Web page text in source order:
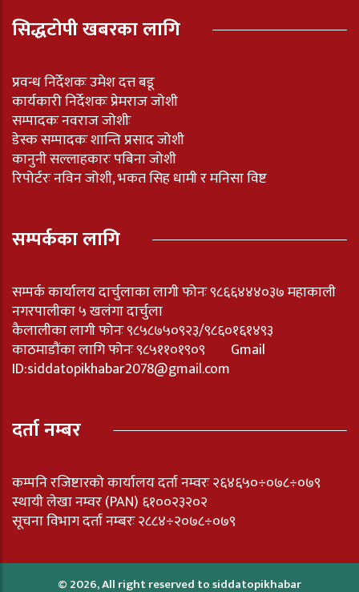
सिद्धटोपी खबरका लागि
प्रवन्ध निर्देशकः उमेश दत्त बडू
कार्यकारी निर्देशकः प्रेमराज जोशी
सम्पादकः नवराज जोशीः
डेस्क सम्पादकः शान्ति प्रसाद जोशी
कानुनी सल्लाहकारः पबिना जोशी
रिपोर्टरः नविन जोशी, भकत सिह धामी र मनिसा विष्ट
सम्पर्कका लागि
सम्पर्क कार्यालय दार्चुलाका लागी फोनः ९८६६४४४०३७ महाकाली
नगरपालीका ५ खलंगा दार्चुला
कैलालीका लागी फोनः ९८५८७५०९२३/९८६०१६१४९३
काठमाडौंका लागि फोनः ९८५११०१९०९ Gmail
ID:siddatopikhabar2078@gmail.com
दर्ता नम्बर
कम्पनि रजिष्टारको कार्यालय दर्ता नम्वरः २६४६५०÷०७८÷०७९
स्थायी लेखा नम्वर (PAN) ६१००२३२०२
सूचना विभाग दर्ता नम्बरः २८८४÷२०७८÷०७९
© 2026, All right reserved to siddatopikhabar